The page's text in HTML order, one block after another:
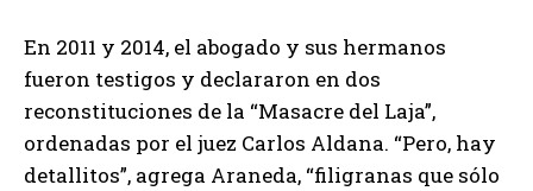
En 2011 y 2014, el abogado y sus hermanos
fueron testigos y declararon en dos
reconstituciones de la “Masacre del Laja”,
ordenadas por el juez Carlos Aldana. “Pero, hay
detallitos”, agrega Araneda, “filigranas que sólo